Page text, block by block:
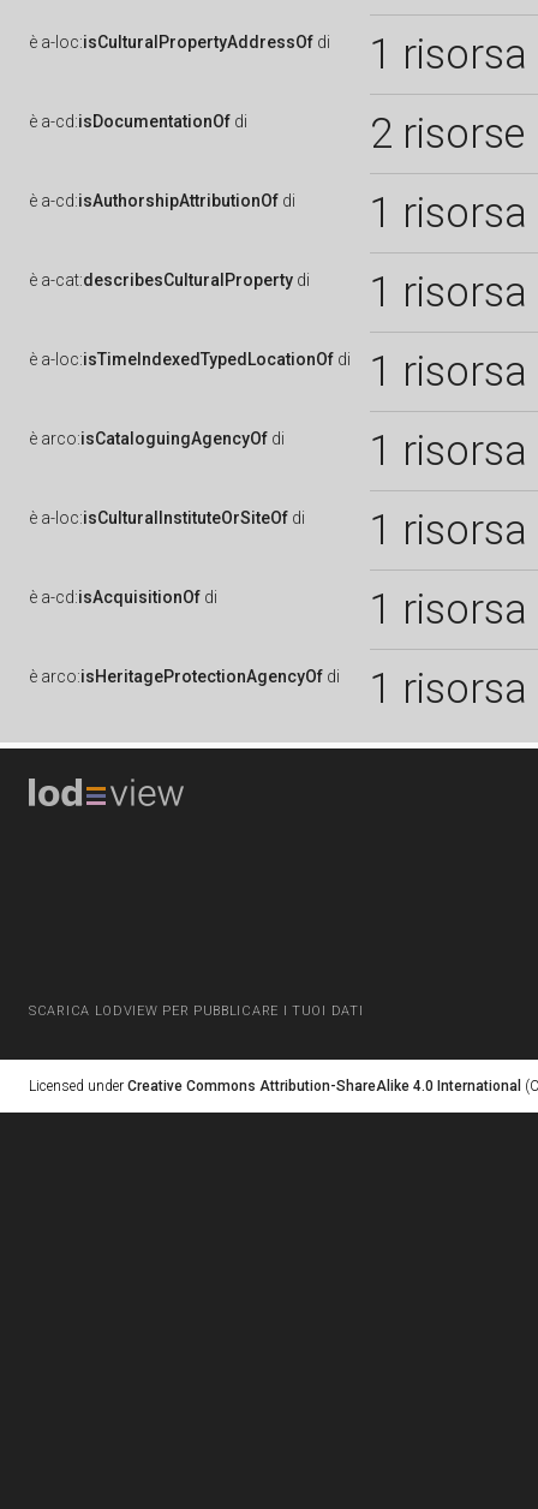
è a-loc:isCulturalPropertyAddressOf di 1 risorsa
è a-cd:isDocumentationOf di 2 risorse
è a-cd:isAuthorshipAttributionOf di 1 risorsa
è a-cat:describesCulturalProperty di 1 risorsa
è a-loc:isTimeIndexedTypedLocationOf di 1 risorsa
è arco:isCataloguingAgencyOf di 1 risorsa
è a-loc:isCulturalInstituteOrSiteOf di 1 risorsa
è a-cd:isAcquisitionOf di 1 risorsa
è arco:isHeritageProtectionAgencyOf di 1 risorsa
SCARICA LODVIEW PER PUBBLICARE I TUOI DATI
Licensed under Creative Commons Attribution-ShareAlike 4.0 International